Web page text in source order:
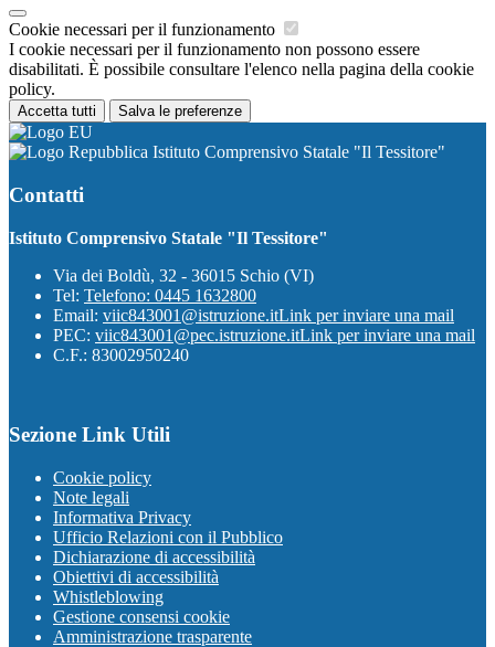
Cookie necessari per il funzionamento
I cookie necessari per il funzionamento non possono essere
disabilitati. È possibile consultare l'elenco nella pagina della cookie
policy.
Accetta tutti Salva le preferenze
Istituto Comprensivo Statale "Il Tessitore"
Contatti
Istituto Comprensivo Statale "Il Tessitore"
Via dei Boldù, 32 - 36015 Schio (VI)
Tel: Telefono: 0445 1632800
Email: viic843001@istruzione.itLink per inviare una mail
PEC: viic843001@pec.istruzione.itLink per inviare una mail
C.F.: 83002950240
Sezione Link Utili
Cookie policy
Note legali
Informativa Privacy
Ufficio Relazioni con il Pubblico
Dichiarazione di accessibilità
Obiettivi di accessibilità
Whistleblowing
Gestione consensi cookie
Amministrazione trasparente